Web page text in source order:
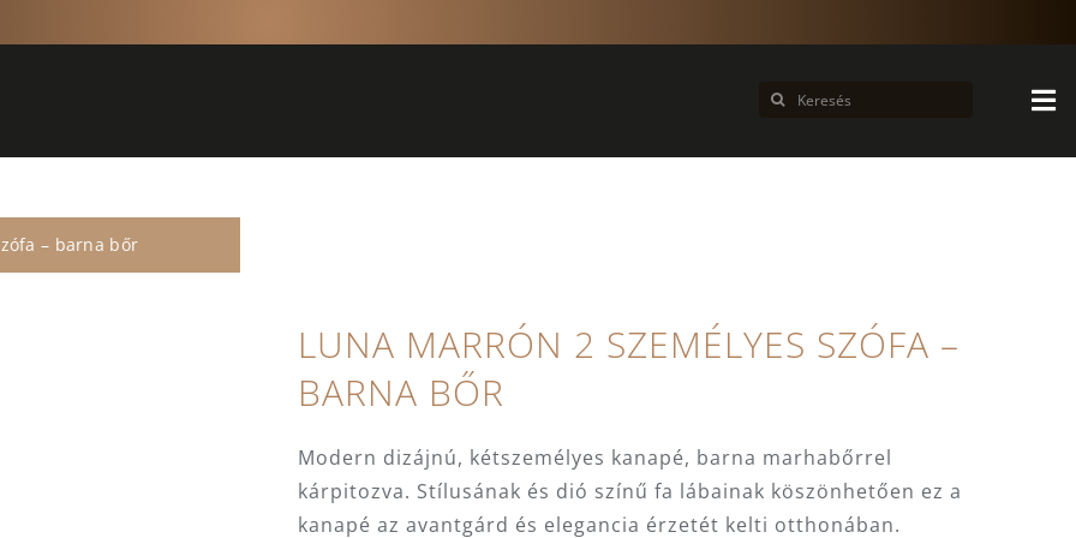
Keresés...
– barna bőr
LUNA MARRÓN 2 SZEMÉLYES SZÓFA –
BARNA BŐR
Modern dizájnú, kétszemélyes kanapé, barna marhabőrrel
kárpitozva. Stílusának és dió színű fa lábainak köszönhetően ez a
kanapé az avantgárd és elegancia érzetét kelti otthonában.